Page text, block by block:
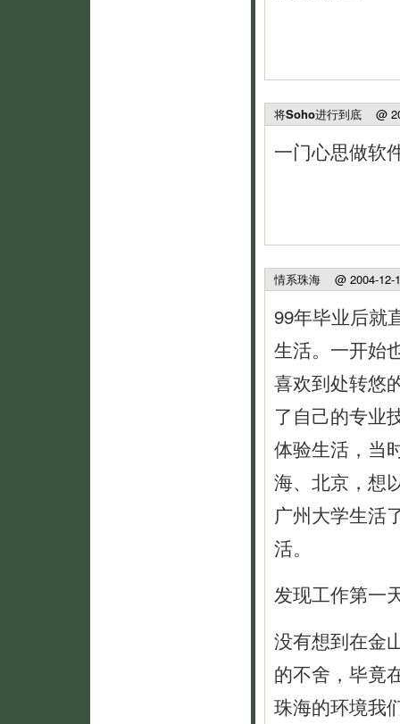
将Soho进行到底 @
一门心思做软
情系珠海 @ 2004-12-
99年毕业后就
生活。一开始
喜欢到处转悠
了自己的专业
体验生活，当
海、北京，想
广州大学生活
活。
发现工作第一
没有想到在金
的不舍，毕竟
珠海的环境我